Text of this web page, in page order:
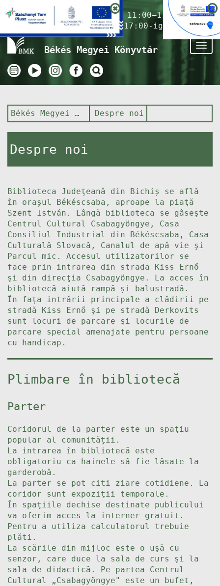
Nyitvatartás ma:11:00–17:00
(Gyermekkönyvtár 17:00-ig)
Békés Megyei Könyvtár
Békés Megyei Könyvtár Despre noi
Despre noi
Biblioteca Judeţeană din Bichiș se află
în orașul Békéscsaba, aproape la piaţă
Szent István. Lângă biblioteca se gâseşte
Centrul Cultural Csabagyöngye, Casa
Consiliul Industrial din Békéscsaba, Casa
Culturală Slovacă, Canalul de apă vie şi
Parcul mic. Accesul utilizatorilor se
face prin intrarea din strada Kiss Ernő
şi din direcţia Csabagyöngye. La acces în
bibliotecă aiută rampă și balustradă.
În fața intrării principale a clădirii pe
stradă Kiss Ernő şi pe stradă Derkovits
sunt locuri de parcare şi locurile de
parcare special amenajate pentru persoane
cu handicap.
Plimbare în bibliotecă
Parter
Coridorul de la parter este un spaţiu
popular al comunității.
La intrarea în bibliotecă este
obligatoriu ca hainele să fie lăsate la
garderobă.
La parter se pot citi ziare cotidiene. La
coridor sunt expoziţii temporale.
În spaţiile dechise destinate publicului
va oferim acces la interner gratuit.
Pentru a utiliza calculatorul trebuie
plăti.
La scările din mijloc este o uşă cu
senzor, care duce la sala de curs şi la
sala de didactică. Pe partea Centrul
Cultural „Csabagyöngye" este un bufet,